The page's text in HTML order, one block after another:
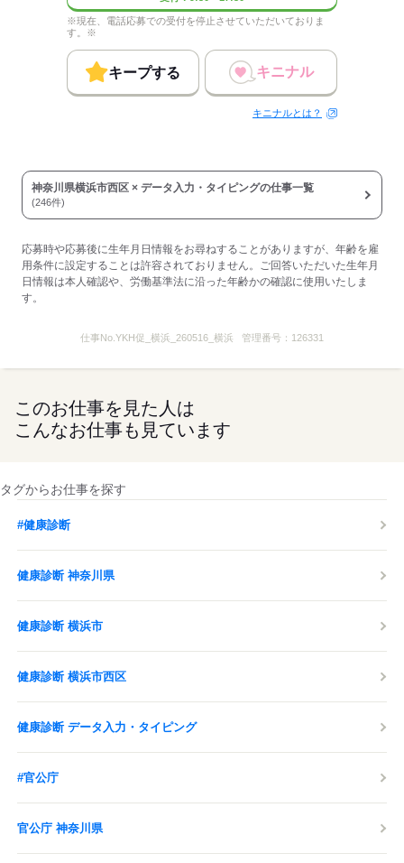
※現在、電話応募での受付を停止させていただいておりま
す。※
キープする キニナル
キニナルとは？
神奈川県横浜市西区 × データ入力・タイピングの仕事一覧
(246件)
応募時や応募後に生年月日情報をお尋ねすることがありますが、年齢を雇
用条件に設定することは許容されておりません。ご回答いただいた生年月
日情報は本人確認や、労働基準法に沿った年齢かの確認に使用いたしま
す。
仕事No. YKH促_横浜_260516_横浜 管理番号： 126331
このお仕事を見た人は
こんなお仕事も見ています
タグからお仕事を探す
#健康診断
健康診断 神奈川県
健康診断 横浜市
健康診断 横浜市西区
健康診断 データ入力・タイピング
#官公庁
官公庁 神奈川県